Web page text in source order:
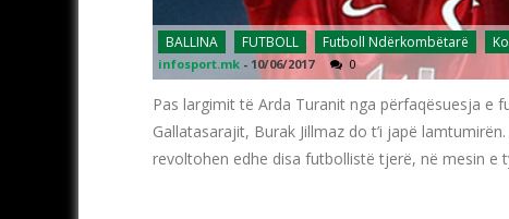
BALLINA FUTBOLL Futboll Ndërkombëtarë
infosport.mk - 10/06/2017 0
Pas largimit të Arda Turanit nga përfaqësuesja e
Gallatasarajit, Burak Jillmaz do t’i japë
revoltohen edhe disa futbollistë tjerë, në mesin e